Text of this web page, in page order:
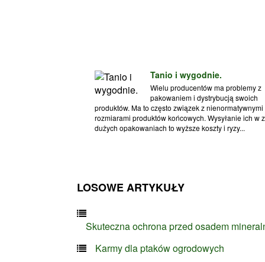
Tanio i wygodnie.
Wielu producentów ma problemy z
pakowaniem i dystrybucją swoich
produktów. Ma to często związek z nienormatywnymi
rozmiarami produktów końcowych. Wysyłanie ich w
dużych opakowaniach to wyższe koszty i ryzy...
LOSOWE ARTYKUŁY
Skuteczna ochrona przed osadem
Karmy dla ptaków ogrodowych